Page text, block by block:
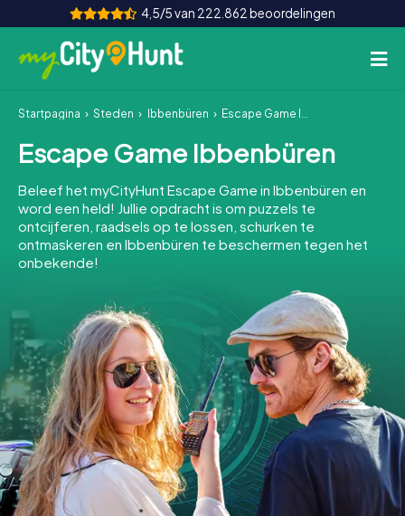
4,5/5 van 222.862 beoordelingen
Hoe het werkt
Steden
Tours
Teamevenement
INT AT CH
DE
ES
FR UK
IE
IT
NL
Boek tickets
Startpagina Steden Ibbenbüren Escape Game Ibbenbüren
Escape Game Ibbenbüren
Beleef het myCityHunt Escape Game in Ibbenbüren en
word een held! Jullie opdracht is om puzzels te
ontcijferen, raadsels op te lossen, schurken te
ontmaskeren en Ibbenbüren te beschermen tegen het
onbekende!